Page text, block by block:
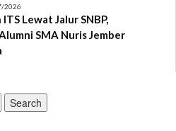
2026
Lewat Jalur SNBP,
SMA Nuris Jember